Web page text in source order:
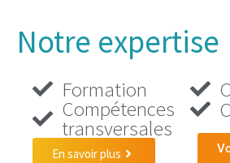
Notre expertise
Formation
Compétences
transversales
En savoir plus